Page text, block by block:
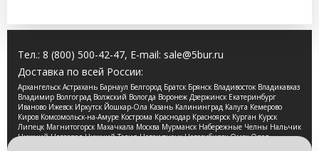
Тел.: 8 (800) 500-42-47, E-mail: sale@5bur.ru
Доставка по всей России:
Архангельск Астрахань Барнаул Белгород Братск Брянск Владивосток Владикавказ
Владимир Волгоград Волжский Вологда Воронеж Дзержинск Екатеринбург
Иваново Ижевск Иркутск Йошкар-Ола Казань Калининград Калуга Кемерово
Киров Комсомольск-на-Амуре Кострома Краснодар Красноярск Курган Курск
Липецк Магнитогорск Махачкала Москва Мурманск Набережные Челны Нальчик
Нижний Новгород Нижний Тагил Новокузнецк Новосибирск Омск Орел